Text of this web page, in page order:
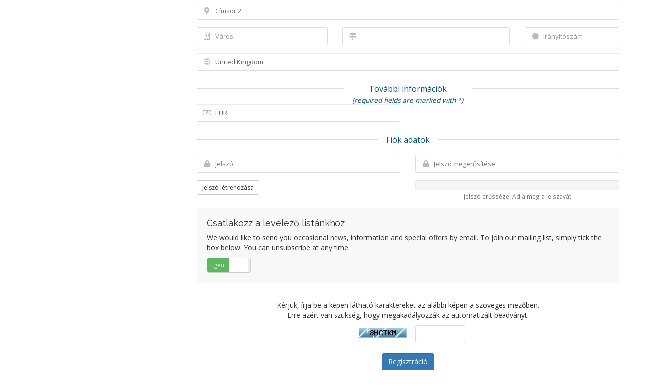
További információk
(required fields are marked with *)
Fiók adatok
Jelszó létrehozása
Jelszó erőssége: Adja meg a jelszavát
Csatlakozz a levelező listánkhoz
We would like to send you occasional news, information and special offers by email. To join our mailing list, simply tick the
box below. You can unsubscribe at any time.
Igen
Kérjük, írja be a képen látható karaktereket az alábbi képen a szöveges mezőben.
Erre azért van szükség, hogy megakadályozzák az automatizált beadványt.